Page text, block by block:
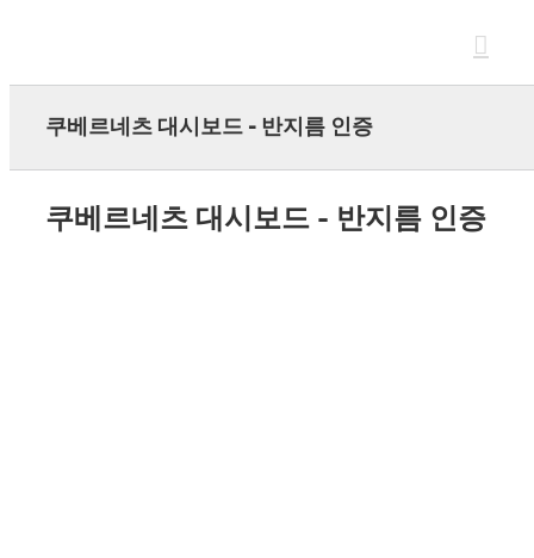
쿠베르네츠 대시보드 - 반지름 인증
쿠베르네츠 대시보드 - 반지름 인증